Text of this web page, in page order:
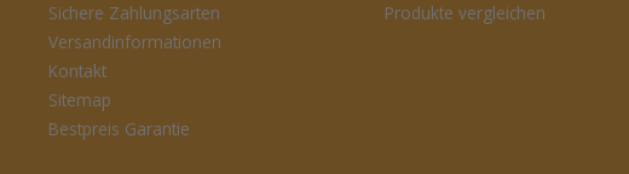
Sichere Zahlungsarten
Versandinformationen
Kontakt
Sitemap
Bestpreis Garantie
Produkte vergleichen